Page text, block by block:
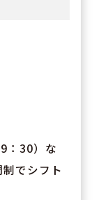
：30）な
でシフト